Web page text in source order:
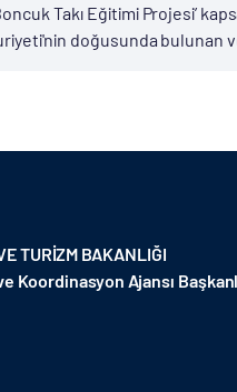
Takı Eğitimi Projesi’
doğusunda bulunan ve
TURİZM BAKANLIĞI
Koordinasyon Ajansı